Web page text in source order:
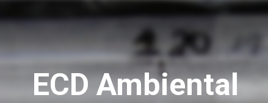
Pular para o conteúdo principal
ECD Ambiental